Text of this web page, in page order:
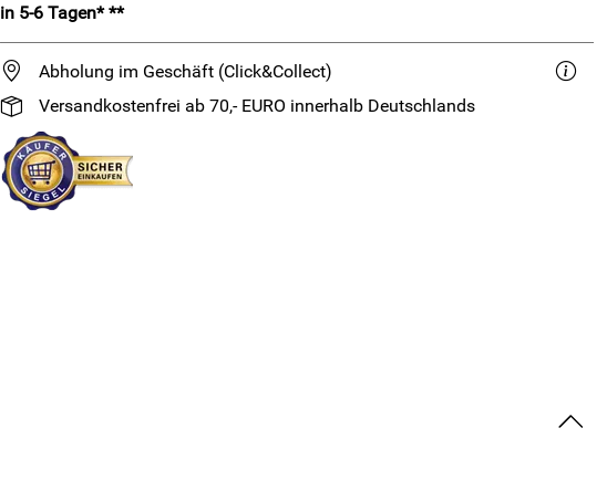
in 5-6 Tagen* **
Abholung im Geschäft (Click&Collect)
Versandkostenfrei ab 70,- EURO innerhalb Deutschlands